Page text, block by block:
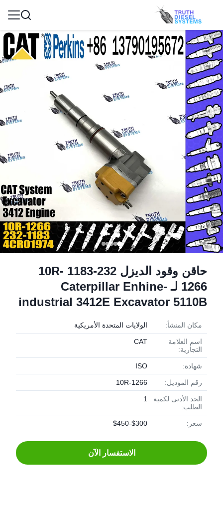
حاقن وقود الديزل 232-1183 10R-
1266 لـ Caterpillar Enhine-
industrial 3412E Excavator 5110B
مكان المنشأ: الولايات المتحدة الأمريكية
اسم العلامة
التجارية:
CAT
شهادة: ISO
رقم الموديل: 10R-1266
الحد الأدنى لكمية
الطلب:
1
سعر: $300-$450
الاستفسار الآن